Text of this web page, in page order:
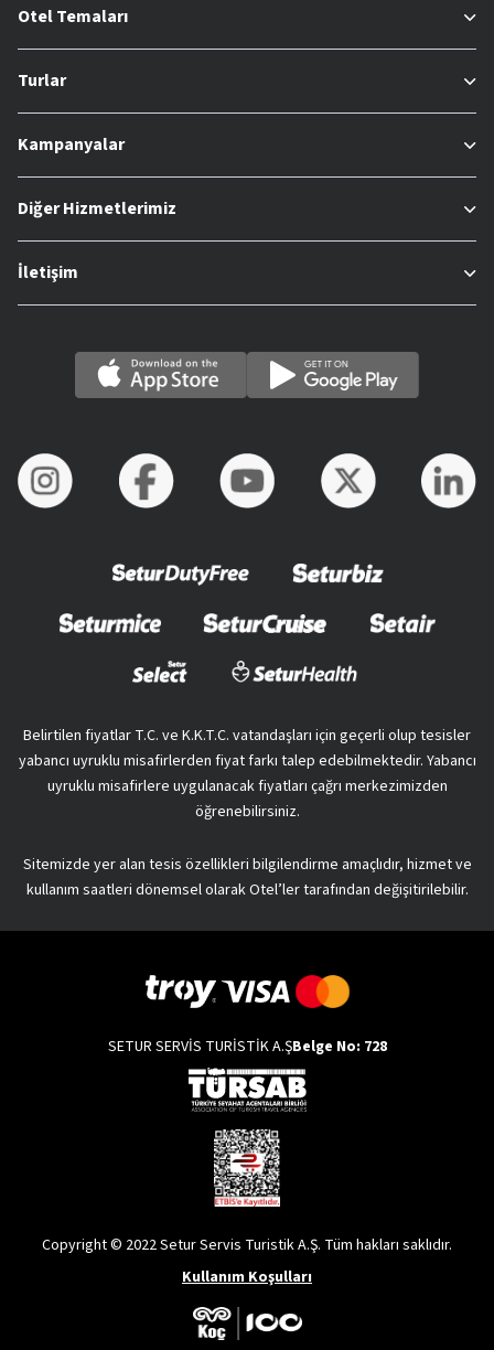
Otel Temaları
Turlar
Kampanyalar
Diğer Hizmetlerimiz
İletişim
Belirtilen fiyatlar T.C. ve K.K.T.C. vatandaşları için geçerli olup tesisler
yabancı uyruklu misafirlerden fiyat farkı talep edebilmektedir. Yabancı
uyruklu misafirlere uygulanacak fiyatları çağrı merkezimizden
öğrenebilirsiniz.
Sitemizde yer alan tesis özellikleri bilgilendirme amaçlıdır, hizmet ve
kullanım saatleri dönemsel olarak Otel’ler tarafından değişitirilebilir.
SETUR SERVİS TURİSTİK A.ŞBelge No: 728
Copyright © 2022 Setur Servis Turistik A.Ş. Tüm hakları saklıdır.
Kullanım Koşulları